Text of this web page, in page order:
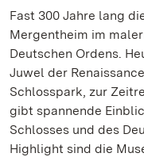
Fast 300 Jahre lang
Mergentheim im
Deutschen Ordens.
Juwel der
Schlosspark, zur
gibt spannende
Schlosses und des
Highlight sind die